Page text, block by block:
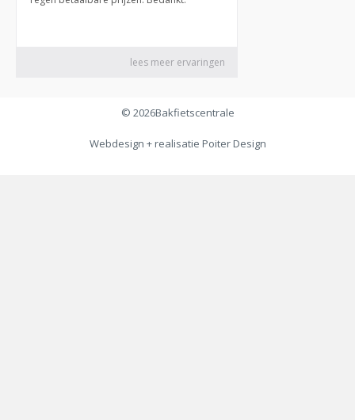
© 2026Bakfietscentrale
Webdesign + realisatie Poiter Design